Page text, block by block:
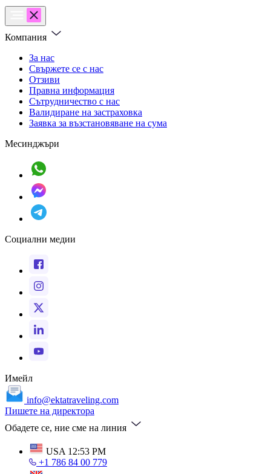
Компания
За нас
Свържете се с нас
Отзиви
Правна информация
Сътрудничество с нас
Валидиране на застраховка
Заявка за възстановяване на сума
Месинджъри
Социални медии
Имейл
info@ektatraveling.com
Пишете на директора
Обадете се, ние сме на линия
USA 12:53 PM
+1 786 84 00 779